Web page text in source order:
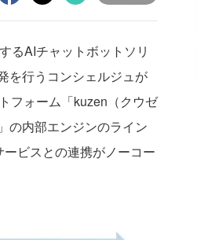
るAIチャットボットソリ
を行うコンシェルジュが
フォーム「kuzen（クウゼ
の内部エンジンのライン
ビスとの連携がノーコー